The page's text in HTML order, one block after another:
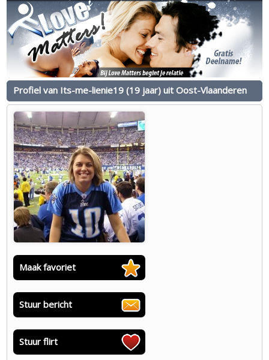
Profiel van Its-me-lienie19 (19 jaar) uit Oost-Vlaanderen
Maak favoriet
Stuur bericht
Stuur flirt